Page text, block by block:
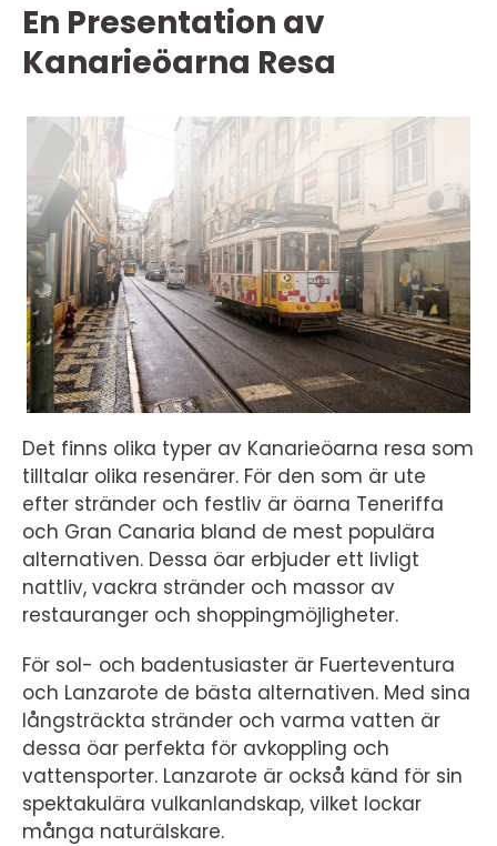
En Presentation av
Kanarieöarna Resa
Det finns olika typer av Kanarieöarna resa som
tilltalar olika resenärer. För den som är ute
efter stränder och festliv är öarna Teneriffa
och Gran Canaria bland de mest populära
alternativen. Dessa öar erbjuder ett livligt
nattliv, vackra stränder och massor av
restauranger och shoppingmöjligheter.
För sol- och badentusiaster är Fuerteventura
och Lanzarote de bästa alternativen. Med sina
långsträckta stränder och varma vatten är
dessa öar perfekta för avkoppling och
vattensporter. Lanzarote är också känd för sin
spektakulära vulkanlandskap, vilket lockar
många naturälskare.